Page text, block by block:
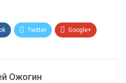
Twitter Google+
Ожогин